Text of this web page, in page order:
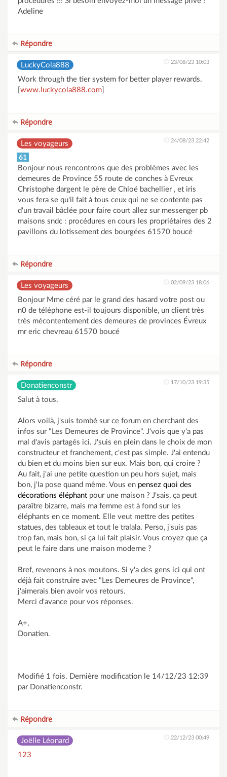
Adeline
Répondre
LuckyCola888 23/08/23 10:03
Work through the tier system for better player rewards.
www.luckycola888.com
Répondre
Les voyageurs 24/08/23 22:42
61
Bonjour nous rencontrons que des problèmes avec les
demeures de Province 55 route de conches à Evreux
Christophe dargent le père de Chloé bachellier , et iris
vous fera se qu'il fait à tous ceux qui ne se contente pas
d'un travail bâclée pour faire court allez sur messenger pb
maisons sndc : procédures en cours les propriétaires des 2
pavillons du lotissement des bourgées 61570 boucé
Répondre
Les voyageurs 02/09/23 18:06
Bonjour Mme céré par le grand des hasard votre post ou
n0 de téléphone est-il toujours disponible, un client très
très mécontentement des demeures de provinces Évreux
mr eric chevreau 61570 boucé
Répondre
Donatienconstr 17/10/23 19:35
Salut à tous,
Alors voilà, j'suis tombé sur ce forum en cherchant des
infos sur "Les Demeures de Province". J'vois que y'a pas
mal d'avis partagés ici. J'suis en plein dans le choix de mon
constructeur et franchement, c'est pas simple. J'ai entendu
du bien et du moins bien sur eux. Mais bon, qui croire ?
Au fait, j'ai une petite question un peu hors sujet, mais
bon, j'la pose quand même. Vous en pensez quoi des
décorations éléphant pour une maison ? J'sais, ça peut
paraître bizarre, mais ma femme est à fond sur les
éléphants en ce moment. Elle veut mettre des petites
statues, des tableaux et tout le tralala. Perso, j'suis pas
trop fan, mais bon, si ça lui fait plaisir. Vous croyez que ça
peut le faire dans une maison moderne ?
Bref, revenons à nos moutons. Si y'a des gens ici qui ont
déjà fait construire avec "Les Demeures de Province",
j'aimerais bien avoir vos retours.
Merci d'avance pour vos réponses.
A+,
Donatien.
Modifié 1 fois. Dernière modification le 14/12/23 12:39
par Donatienconstr.
Répondre
Joëlle Léonard 22/12/23 00:49
123